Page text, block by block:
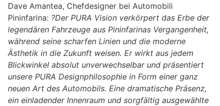
Dave Amantea, Chefdesigner bei Automobili
Pininfarina: ?Der PURA Vision verkörpert das Erbe der
legendären Fahrzeuge aus Pininfarinas Vergangenheit,
während seine scharfen Linien und die moderne
Ästhetik in die Zukunft weisen. Er wirkt aus jedem
Blickwinkel absolut unverwechselbar und präsentiert
unsere PURA Designphilosophie in Form einer ganz
neuen Art des Automobils. Eine dramatische Präsenz,
ein einladender Innenraum und sorgfältig ausgewählte